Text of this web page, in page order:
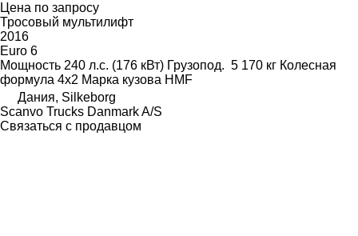
Цена по запросу
Тросовый мультилифт
2016
Euro 6
Мощность 240 л.с. (176 кВт) Грузопод. 5 170 кг Колесная
формула 4x2 Марка кузова HMF
Дания, Silkeborg
Scanvo Trucks Danmark A/S
Связаться с продавцом